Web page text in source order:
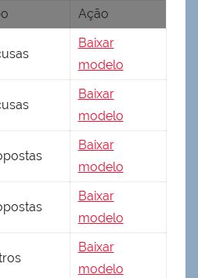
Ação
Baixar
modelo
Baixar
modelo
Baixar
modelo
Baixar
modelo
Baixar
modelo